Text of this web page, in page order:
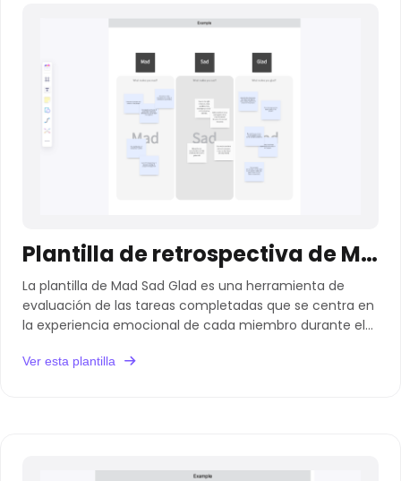
Plantilla de retrospectiva de Mad Sad Glad
La plantilla de Mad Sad Glad es una herramienta de
evaluación de las tareas completadas que se centra en
la experiencia emocional de cada miembro durante el
Ver esta plantilla